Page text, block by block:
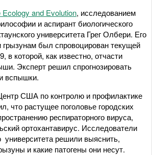
Ecology and Evolution, исследованием
и аспирант биологического
университета Грег Олбери. Его
грызунам был спровоцирован текущей
в которой, как известно, отчасти
Эксперт решил спрогнозировать
вспышки.
США по контролю и профилактике
что растущее поголовье городских
респираторного вируса,
ортохантавирус. Исследователи
университета решили выяснить,
и какие патогены они несут.